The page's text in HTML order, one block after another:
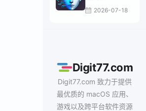
2026-07-18
Digit77.com
Digit77.com 致力于提供
最优质的 macOS 应用、
游戏以及跨平台软件资源